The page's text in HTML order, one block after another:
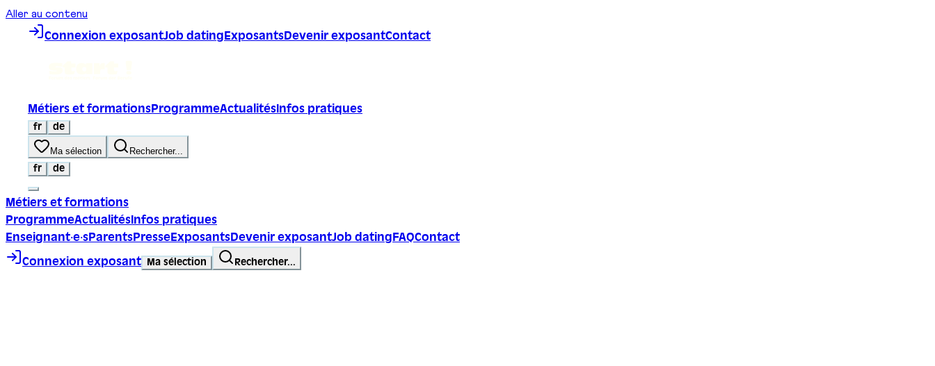
Aller au contenu
Connexion exposantJob dating ExposantsDevenir exposantContact
Métiers et formationsProgrammeActualités Infos pratiques
fr de
Ma sélection Rechercher...
fr de
Métiers et formations
ProgrammeActualités Infos pratiques
Enseignant·e·sParentsPresseExposantsDevenir exposantJob dating FAQContact
Connexion exposant Ma sélection Rechercher...